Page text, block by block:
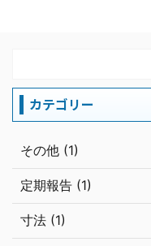
カテゴリー
その他 (1)
定期報告 (1)
寸法 (1)